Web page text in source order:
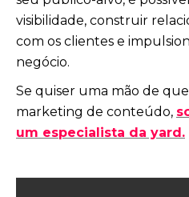
visibilidade, construir
com os clientes e
negócio.
Se quiser uma mão de
marketing de conteúdo,
um especialista da yard.